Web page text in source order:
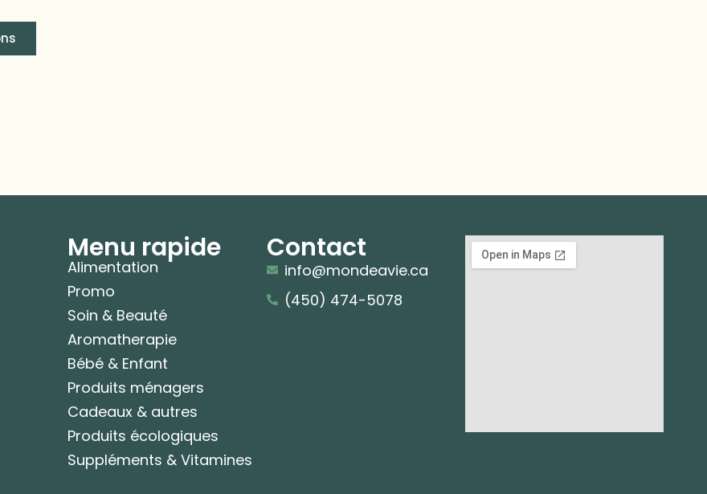
Menu rapide
Alimentation
Promo
Soin & Beauté
Aromatherapie
Bébé & Enfant
Produits ménagers
Cadeaux & autres
Produits écologiques
Suppléments & Vitamines
Contact
info@mondeavie.ca
(450) 474-5078